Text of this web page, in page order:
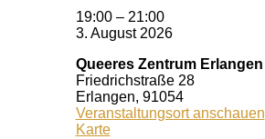
19:00 – 21:00
3. August 2026
Queeres Zentrum Erlangen
Friedrichstraße 28
Erlangen, 91054
Veranstaltungsort anschauen
KarteQueeres